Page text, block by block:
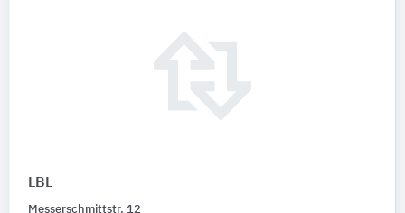
LBL
Messerschmittstr. 12